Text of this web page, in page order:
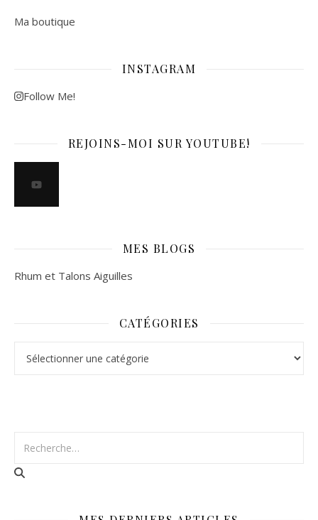
Ma boutique
INSTAGRAM
Follow Me!
REJOINS-MOI SUR YOUTUBE!
MES BLOGS
Rhum et Talons Aiguilles
CATÉGORIES